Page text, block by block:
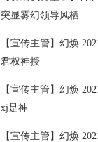
突显雾幻领导风栖
【宣传主管】幻焕
君权神授
【宣传主管】幻焕
xj是神
【宣传主管】幻焕